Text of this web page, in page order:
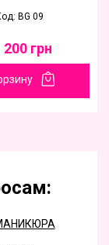
BG 09
200 грн